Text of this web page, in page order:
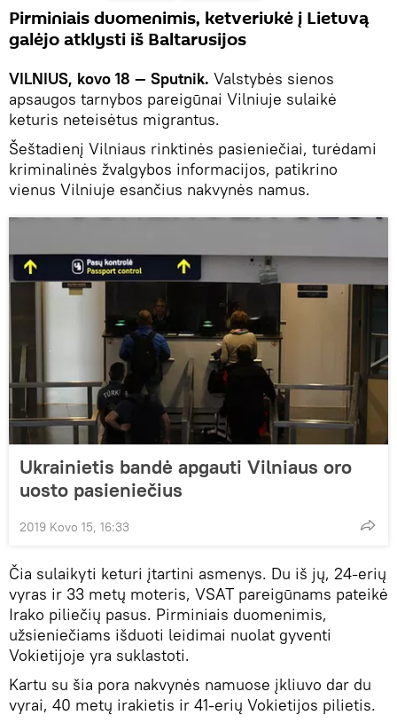
Pirminiais duomenimis, ketveriukė į Lietuvą
galėjo atklysti iš Baltarusijos
VILNIUS, kovo 18 — Sputnik. Valstybės sienos
apsaugos tarnybos pareigūnai Vilniuje sulaikė
keturis neteisėtus migrantus.
Šeštadienį Vilniaus rinktinės pasieniečiai, turėdami
kriminalinės žvalgybos informacijos, patikrino
vienus Vilniuje esančius nakvynės namus.
Ukrainietis bandė apgauti Vilniaus oro
uosto pasieniečius
2019 Kovo 15, 16:33
Čia sulaikyti keturi įtartini asmenys. Du iš jų, 24-erių
vyras ir 33 metų moteris, VSAT pareigūnams pateikė
Irako piliečių pasus. Pirminiais duomenimis,
užsieniečiams išduoti leidimai nuolat gyventi
Vokietijoje yra suklastoti.
Kartu su šia pora nakvynės namuose įkliuvo dar du
vyrai, 40 metų irakietis ir 41-erių Vokietijos pilietis.